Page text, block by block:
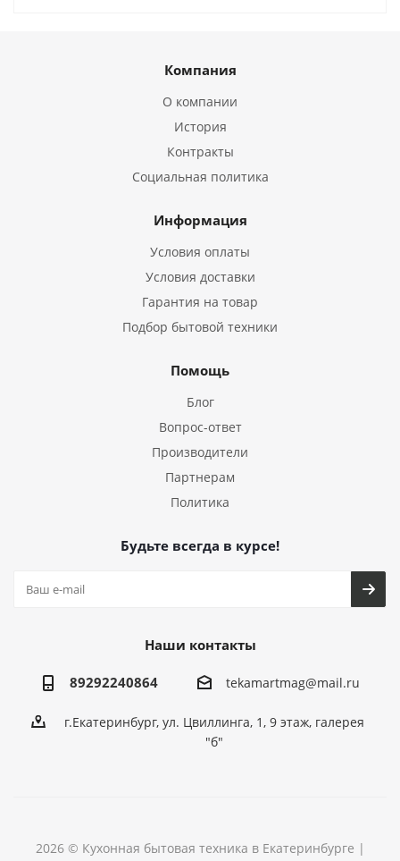
Компания
О компании
История
Контракты
Социальная политика
Информация
Условия оплаты
Условия доставки
Гарантия на товар
Подбор бытовой техники
Помощь
Блог
Вопрос-ответ
Производители
Партнерам
Политика
Будьте всегда в курсе!
Наши контакты
89292240864 tekamartmag@mail.ru
г.Екатеринбург, ул. Цвиллинга, 1, 9 этаж, галерея
"б"
2026 © Кухонная бытовая техника в Екатеринбурге |